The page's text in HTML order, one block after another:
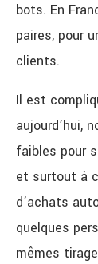
bots. En
paires, pour
clients.
Il est
aujourd’hui,
faibles pour
et surtout à
d’achats
quelques
mêmes